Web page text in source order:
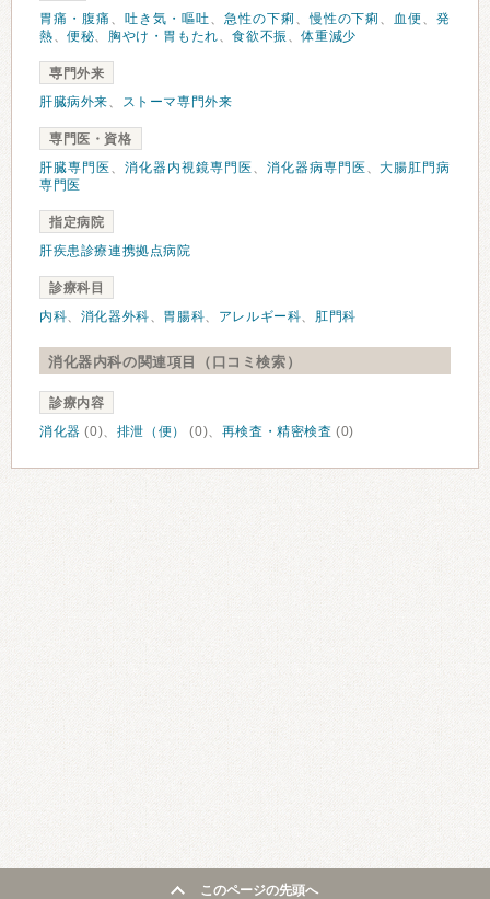
胃痛・腹痛 、 吐き気・嘔吐、 急性の下痢 、慢性の下痢 、 血便、発
熱、便秘、 胸やけ・胃もたれ、食欲不振 、体重減少
専門外来
肝臓病外来、 ストーマ専門外来
専門医・資格
肝臓専門医 、 消化器内視鏡専門医 、 消化器病専門医 、大腸肛門病
専門医
指定病院
肝疾患診療連携拠点病院
診療科目
内科、 消化器外科、 胃腸科、 アレルギー科、 肛門科
消化器内科の関連項目（口コミ検索）
診療内容
消化器 (0)、 排泄（便） (0)、 再検査・精密検査 (0)
このページの先頭へ